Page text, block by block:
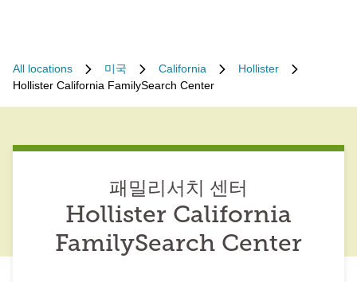
All locations 미국 California
Hollister
Hollister California FamilySearch Center
패밀리서치 센터
Hollister California
FamilySearch Center